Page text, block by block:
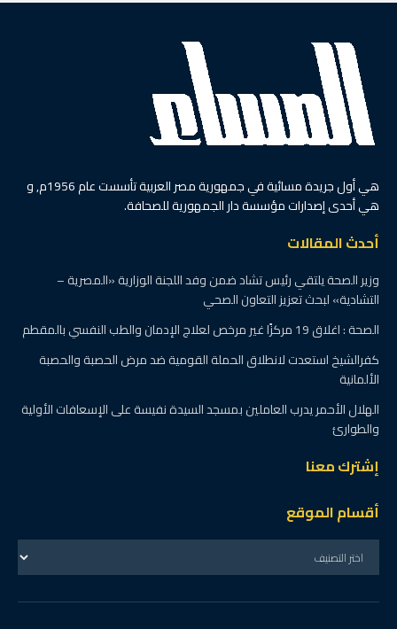
هي أول جريدة مسائية في جمهورية مصر العربية تأسست عام 1956م, و
هي أحدى إصدارات مؤسسة دار الجمهورية للصحافة.
أحدث المقالات
وزير الصحة يلتقي رئيس تشاد ضمن وفد اللجنة الوزارية «المصرية –
التشادية» لبحث تعزيز التعاون الصحي
الصحة : اغلاق 19 مركزًا غير مرخص لعلاج الإدمان والطب النفسي بالمقطم
كفرالشيخ استعدت لانطلاق الحملة القومية ضد مرض الحصبة والحصبة
الألمانية
الهلال الأحمر يدرب العاملين بمسجد السيدة نفيسة على الإسعافات الأولية
والطوارئ
إشترك معنا
أقسام الموقع